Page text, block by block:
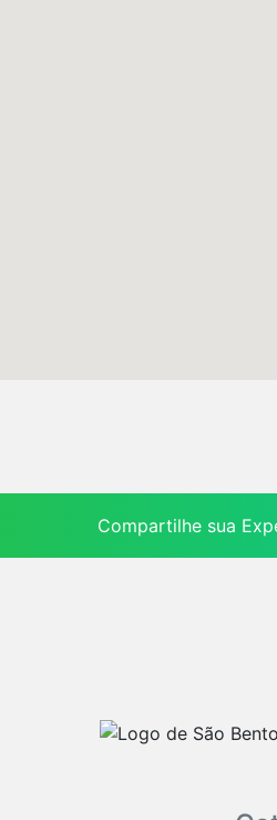
Compartilhe sua